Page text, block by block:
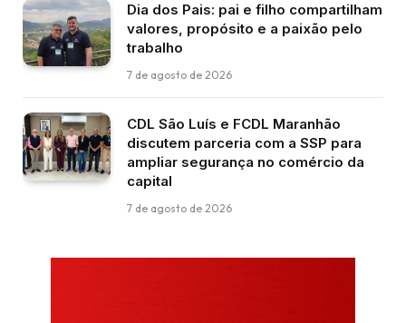
Dia dos Pais: pai e filho compartilham
valores, propósito e a paixão pelo
trabalho
7 de agosto de 2026
CDL São Luís e FCDL Maranhão
discutem parceria com a SSP para
ampliar segurança no comércio da
capital
7 de agosto de 2026